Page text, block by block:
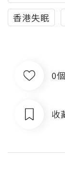
香港失眠
0
收